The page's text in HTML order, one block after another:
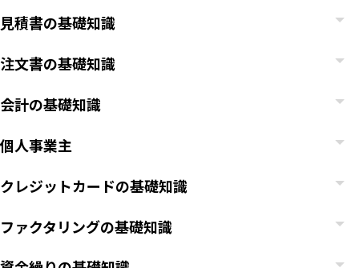
見積書の基礎知識
注文書の基礎知識
会計の基礎知識
個人事業主
クレジットカードの基礎知識
ファクタリングの基礎知識